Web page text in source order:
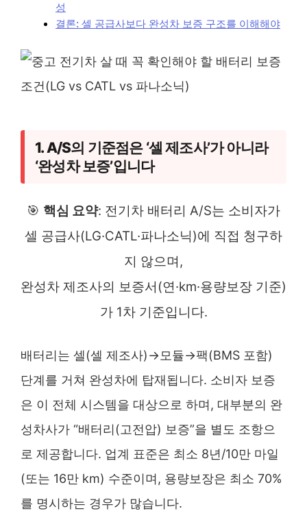
성
결론: 셀 공급사보다 완성차 보증 구조를 이해해야
1. A/S의 기준점은 ‘셀 제조사’가 아니라
‘완성차 보증’입니다
🎯 핵심 요약: 전기차 배터리 A/S는 소비자가
셀 공급사(LG·CATL·파나소닉)에 직접 청구하
지 않으며,
완성차 제조사의 보증서(연·km·용량보장 기준)
가 1차 기준입니다.
배터리는 셀(셀 제조사)→모듈→팩(BMS 포함)
단계를 거쳐 완성차에 탑재됩니다. 소비자 보증
은 이 전체 시스템을 대상으로 하며, 대부분의 완
성차사가 “배터리(고전압) 보증”을 별도 조항으
로 제공합니다. 업계 표준은 최소 8년/10만 마일
(또는 16만 km) 수준이며, 용량보장은 최소 70%
를 명시하는 경우가 많습니다.